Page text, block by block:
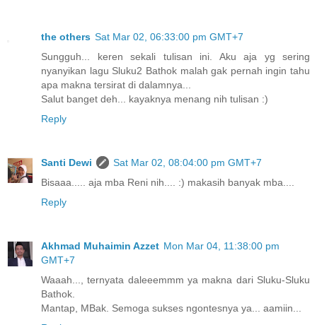
the others Sat Mar 02, 06:33:00 pm GMT+7
Sungguh... keren sekali tulisan ini. Aku aja yg sering
nyanyikan lagu Sluku2 Bathok malah gak pernah ingin tahu
apa makna tersirat di dalamnya...
Salut banget deh... kayaknya menang nih tulisan :)
Reply
Santi Dewi
Sat Mar 02, 08:04:00 pm GMT+7
Bisaaa..... aja mba Reni nih.... :) makasih banyak mba....
Reply
Akhmad Muhaimin Azzet Mon Mar 04, 11:38:00 pm
GMT+7
Waaah..., ternyata daleeemmm ya makna dari Sluku-Sluku
Bathok.
Mantap, MBak. Semoga sukses ngontesnya ya... aamiin...